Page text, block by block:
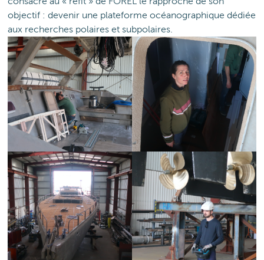
objectif : devenir une plateforme océanographique dédiée
aux recherches polaires et subpolaires.